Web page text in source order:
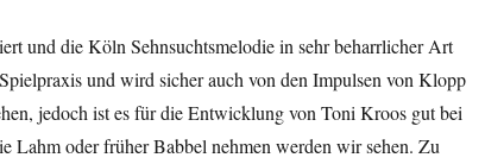
und die Köln Sehnsuchtsmelodie in sehr beharrlicher Art
und wird sicher auch von den Impulsen von Klopp
jedoch ist es für die Entwicklung von Toni Kroos gut bei
Lahm oder früher Babbel nehmen werden wir sehen. Zu